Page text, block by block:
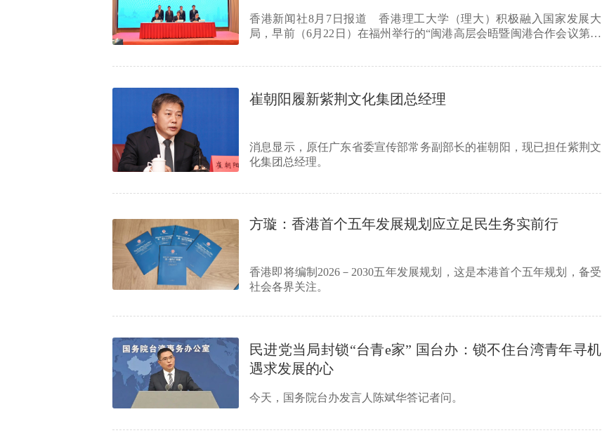
香港新闻社8月7日报道 香港理工大学（理大）积极融入国家发展大
局，早前（6月22日）在福州举行的“闽港高层会晤暨闽港合作会议第五
崔朝阳履新紫荆文化集团总经理
消息显示，原任广东省委宣传部常务副部长的崔朝阳，现已担任紫荆文
化集团总经理。
方璇：香港首个五年发展规划应立足民生务实前行
香港即将编制2026－2030五年发展规划，这是本港首个五年规划，备受
社会各界关注。
民进党当局封锁“台青e家” 国台办：锁不住台湾青年寻机
遇求发展的心
今天，国务院台办发言人陈斌华答记者问。